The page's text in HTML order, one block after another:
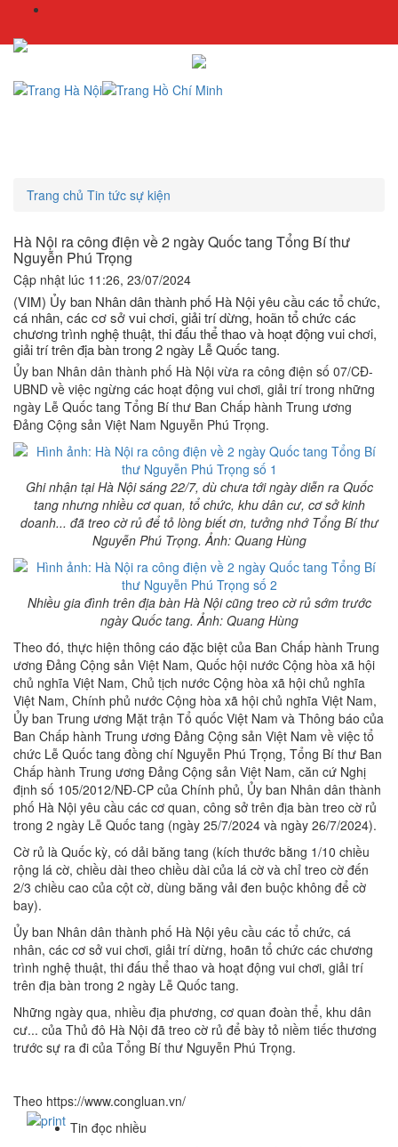
Trang chủ Tin tức sự kiện
Hà Nội ra công điện về 2 ngày Quốc tang Tổng Bí thư
Nguyễn Phú Trọng
Cập nhật lúc 11:26, 23/07/2024
(VIM) Ủy ban Nhân dân thành phố Hà Nội yêu cầu các tổ chức,
cá nhân, các cơ sở vui chơi, giải trí dừng, hoãn tổ chức các
chương trình nghệ thuật, thi đấu thể thao và hoạt động vui chơi,
giải trí trên địa bàn trong 2 ngày Lễ Quốc tang.
Ủy ban Nhân dân thành phố Hà Nội vừa ra công điện số 07/CĐ-
UBND về việc ngừng các hoạt động vui chơi, giải trí trong những
ngày Lễ Quốc tang Tổng Bí thư Ban Chấp hành Trung ương
Đảng Cộng sản Việt Nam Nguyễn Phú Trọng.
Ghi nhận tại Hà Nội sáng 22/7, dù chưa tới ngày diễn ra Quốc
tang nhưng nhiều cơ quan, tổ chức, khu dân cư, cơ sở kinh
doanh... đã treo cờ rủ để tỏ lòng biết ơn, tưởng nhớ Tổng Bí thư
Nguyễn Phú Trọng. Ảnh: Quang Hùng
Nhiều gia đình trên địa bàn Hà Nội cũng treo cờ rủ sớm trước
ngày Quốc tang. Ảnh: Quang Hùng
Theo đó, thực hiện thông cáo đặc biệt của Ban Chấp hành Trung
ương Đảng Cộng sản Việt Nam, Quốc hội nước Cộng hòa xã hội
chủ nghĩa Việt Nam, Chủ tịch nước Cộng hòa xã hội chủ nghĩa
Việt Nam, Chính phủ nước Cộng hòa xã hội chủ nghĩa Việt Nam,
Ủy ban Trung ương Mặt trận Tổ quốc Việt Nam và Thông báo của
Ban Chấp hành Trung ương Đảng Cộng sản Việt Nam về việc tổ
chức Lễ Quốc tang đồng chí Nguyễn Phú Trọng, Tổng Bí thư Ban
Chấp hành Trung ương Đảng Cộng sản Việt Nam, căn cứ Nghị
định số 105/2012/NĐ-CP của Chính phủ, Ủy ban Nhân dân thành
phố Hà Nội yêu cầu các cơ quan, công sở trên địa bàn treo cờ rủ
trong 2 ngày Lễ Quốc tang (ngày 25/7/2024 và ngày 26/7/2024).
Cờ rủ là Quốc kỳ, có dải băng tang (kích thước bằng 1/10 chiều
rộng lá cờ, chiều dài theo chiều dài của lá cờ và chỉ treo cờ đến
2/3 chiều cao của cột cờ, dùng băng vải đen buộc không để cờ
bay).
Ủy ban Nhân dân thành phố Hà Nội yêu cầu các tổ chức, cá
nhân, các cơ sở vui chơi, giải trí dừng, hoãn tổ chức các chương
trình nghệ thuật, thi đấu thể thao và hoạt động vui chơi, giải trí
trên địa bàn trong 2 ngày Lễ Quốc tang.
Những ngày qua, nhiều địa phương, cơ quan đoàn thể, khu dân
cư... của Thủ đô Hà Nội đã treo cờ rủ để bày tỏ niềm tiếc thương
trước sự ra đi của Tổng Bí thư Nguyễn Phú Trọng.
Theo https://www.congluan.vn/
Tin đọc nhiều